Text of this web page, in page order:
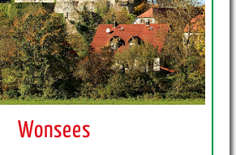
Wonsees